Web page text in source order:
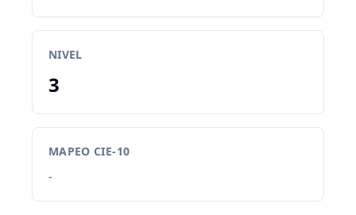
NIVEL
3
MAPEO CIE-10
-